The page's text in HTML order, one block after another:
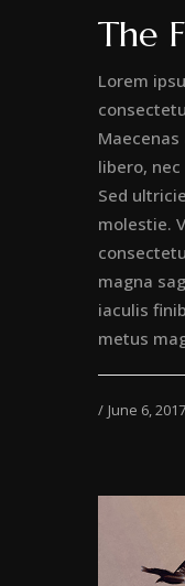
The
Lorem
libero,
Sed
molestie.
magna
iaculis
metus
June 6, 2017